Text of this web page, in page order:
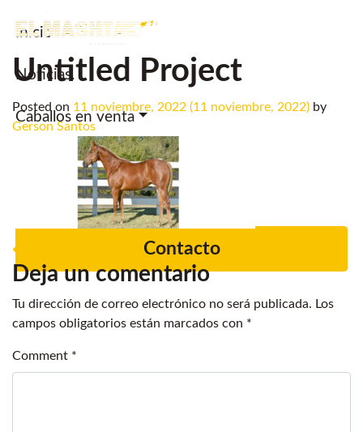
Inicio
Noticias.
Caballos en venta
Contacto
Main Navigation
Untitled Project
Posted on 11 noviembre, 2022 (11 noviembre, 2022) by
Gerson Santos
Post navigation
Deja un comentario
Tu dirección de correo electrónico no será publicada. Los
campos obligatorios están marcados con *
Comment *